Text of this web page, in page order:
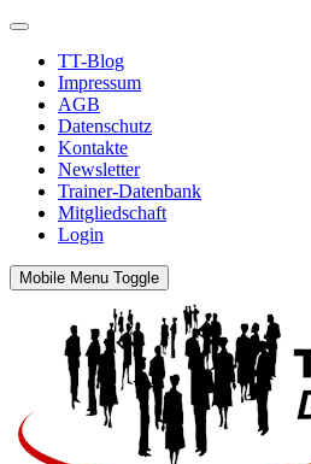
TT-Blog
Impressum
AGB
Datenschutz
Kontakte
Newsletter
Trainer-Datenbank
Mitgliedschaft
Login
Mobile Menu Toggle